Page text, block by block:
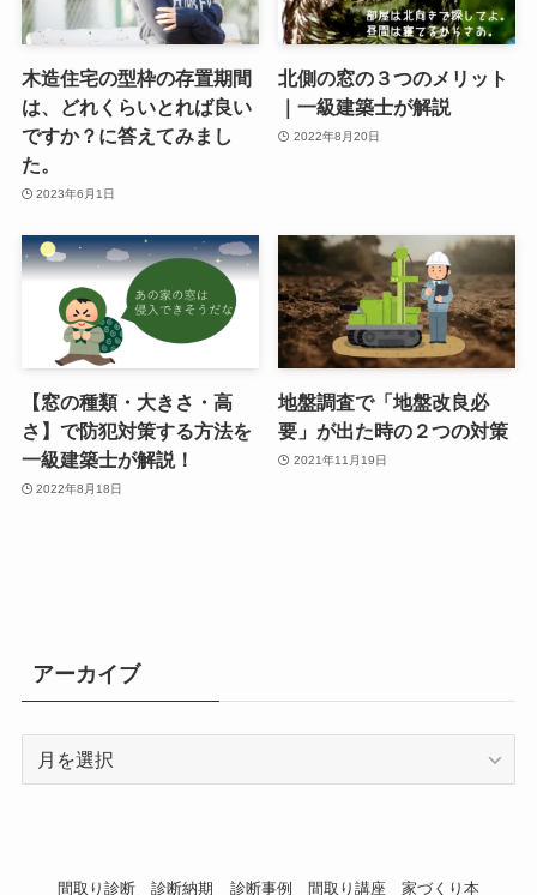
木造住宅の型枠の存置期間
は、どれくらいとれば良い
ですか？に答えてみまし
た。
2023年6月1日
北側の窓の３つのメリット
｜一級建築士が解説
2022年8月20日
【窓の種類・大きさ・高
さ】で防犯対策する方法を
一級建築士が解説！
2022年8月18日
地盤調査で「地盤改良必
要」が出た時の２つの対策
2021年11月19日
アーカイブ
間取り診断 診断納期 診断事例 間取り講座 家づくり本